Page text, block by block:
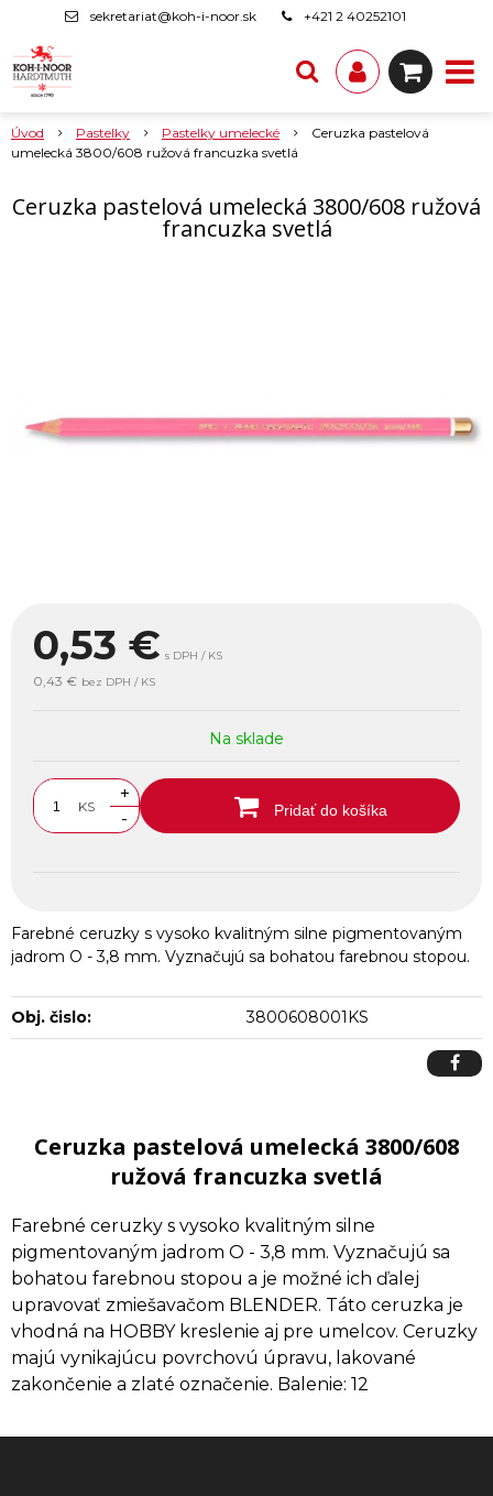
sekretariat@koh-i-noor.sk +421 2 40252101
Úvod Pastelky Pastelky umelecké
Ceruzka pastelová
umelecká 3800/608 ružová francuzka svetlá
Ceruzka pastelová umelecká 3800/608 ružová
francuzka svetlá
0,53 € s DPH / KS
0,43 € bez DPH / KS
Na sklade
KS
+
-
Pridať do košíka
Farebné ceruzky s vysoko kvalitným silne pigmentovaným
jadrom O - 3,8 mm. Vyznačujú sa bohatou farebnou stopou.
Obj. čislo: 3800608001KS
Ceruzka pastelová umelecká 3800/608
ružová francuzka svetlá
Farebné ceruzky s vysoko kvalitným silne
pigmentovaným jadrom O - 3,8 mm. Vyznačujú sa
bohatou farebnou stopou a je možné ich ďalej
upravovať zmiešavačom BLENDER. Táto ceruzka je
vhodná na HOBBY kreslenie aj pre umelcov. Ceruzky
majú vynikajúcu povrchovú úpravu, lakované
zakončenie a zlaté označenie. Balenie: 12